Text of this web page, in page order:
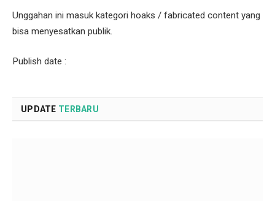
Unggahan ini masuk kategori hoaks / fabricated content yang
bisa menyesatkan publik.
Publish date :
UPDATE TERBARU